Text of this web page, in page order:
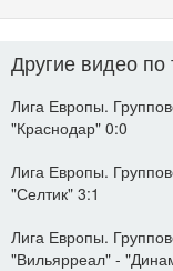
Другие видео по
Лига Европы.
"Краснодар" 0:0
Лига Европы.
"Селтик" 3:1
Лига Европы.
"Вильярреал" -